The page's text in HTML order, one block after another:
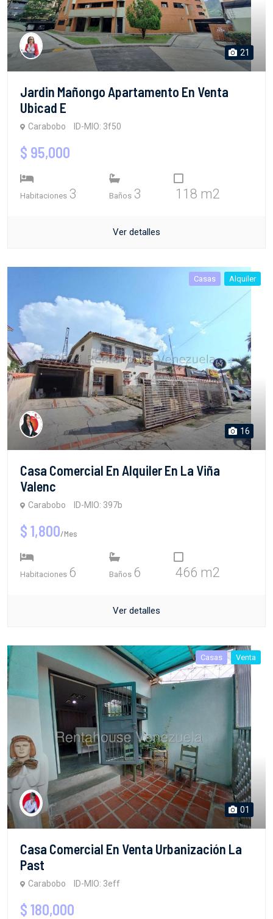
21
Jardin Mañongo Apartamento En Venta
Ubicad E
Carabobo ID-MIO: 3f50
$ 95,000
Habitaciones 3 Baños 3 118 m2
Ver detalles
Casas Alquiler
16
Casa Comercial En Alquiler En La Viña
Valenc
Carabobo ID-MIO: 397b
$ 1,800/Mes
Habitaciones 6 Baños 6 466 m2
Ver detalles
Casas Venta
01
Casa Comercial En Venta Urbanización La
Past
Carabobo ID-MIO: 3eff
$ 180,000